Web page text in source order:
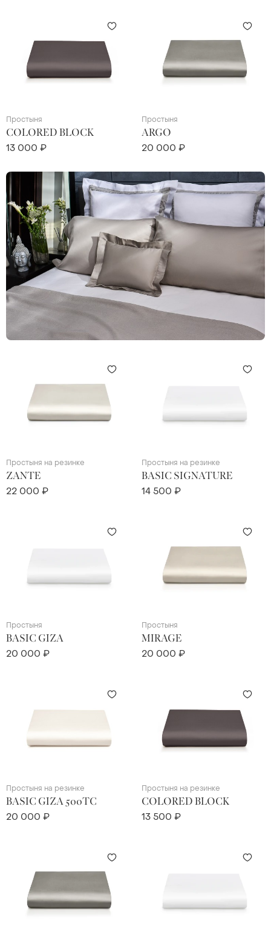
Простыня
COLORED BLOCK
13 000 ₽
Простыня
ARGO
20 000 ₽
Простыня на резинке
ZANTE
22 000 ₽
Простыня на резинке
BASIC SIGNATURE
14 500 ₽
Простыня
BASIC GIZA
20 000 ₽
Простыня
MIRAGE
20 000 ₽
Простыня на резинке
BASIC GIZA 500TC
20 000 ₽
Простыня на резинке
COLORED BLOCK
13 500 ₽